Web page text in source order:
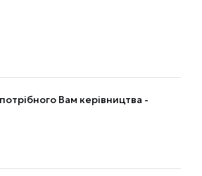
Вам керівництва -